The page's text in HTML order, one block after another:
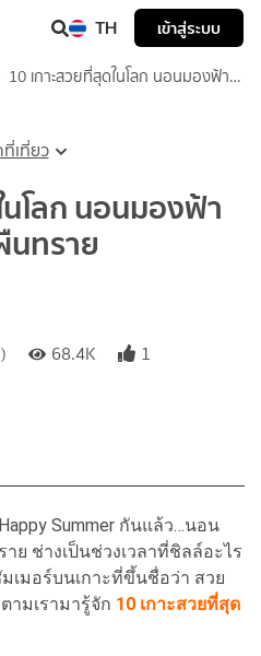
TH เข้าสู่ระบบ
10 เกาะสวยที่สุดในโลก นอนมองฟ้า
ที่เที่ยว
โลก นอนมองฟ้า
ทราย
68.4K 1
Summer กันแล้ว…นอน
ย ช่างเป็นช่วงเวลาที่ชิลล์อะไร
เมอร์บนเกาะที่ขึ้นชื่อว่า สวย
ามเรามารู้จัก 10 เกาะสวยที่สุด